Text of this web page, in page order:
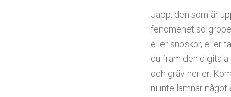
Japp, den som är
fenomenet
eller snöskor, eller
du fram den digitala
och gräv ner er.
ni inte lämnar något